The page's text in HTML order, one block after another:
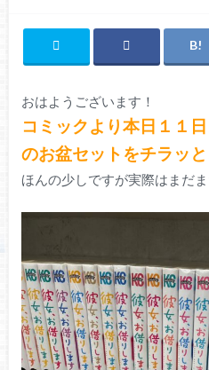
おはようございます！
コミックより本日１１
のお盆セットをチラッ
ほんの少しですが実際はまだ